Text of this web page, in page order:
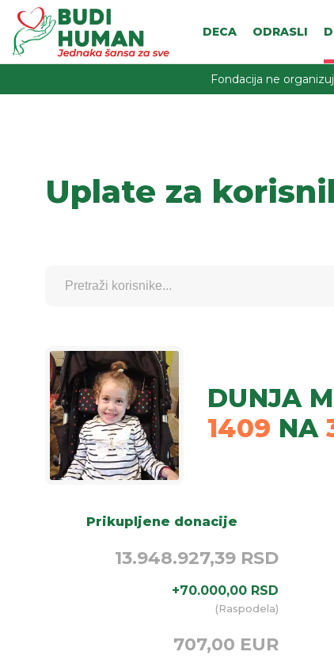
DECA ODRASLI
Fondacija ne
Uplate za
DUNJA
1409 NA
Prikupljene donacije
13.948.927,39 RSD
+70.000,00 RSD
(Raspodela)
707,00 EUR